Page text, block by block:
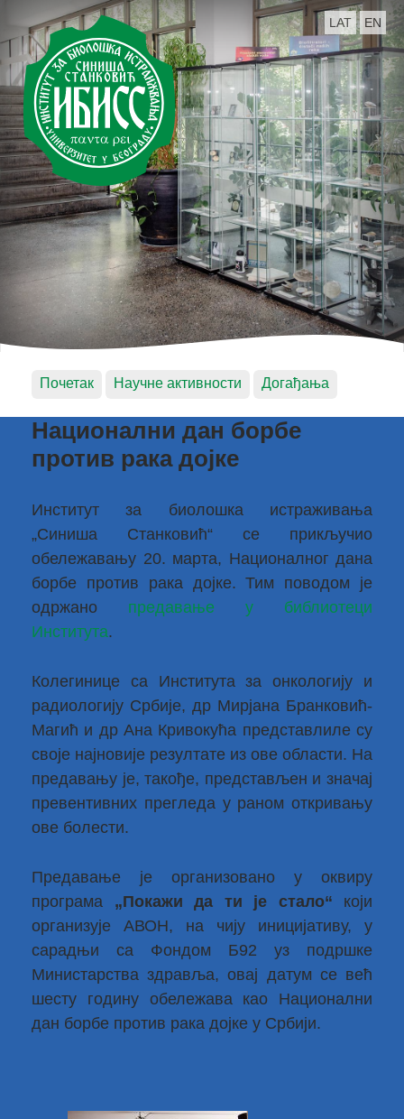
LAT EN
Почетак Научне активности Догађања
Национални дан борбе
против рака дојке
Институт за биолошка истраживања
„Синиша Станковић“ се прикључио
обележавању 20. марта, Националног дана
борбе против рака дојке. Тим поводом је
одржано предавање у библиотеци
Института.
Колегинице са Института за онкологију и
радиологију Србије, др Мирјана Бранковић-
Магић и др Ана Кривокућа представлиле су
своје најновије резултате из ове области. На
предавању је, такође, представљен и значај
превентивних прегледа у раном откривању
ове болести.
Предавање је организовано у оквиру
програма „Покажи да ти је стало“ који
организује АВОН, на чију иницијативу, у
сарадњи са Фондом Б92 уз подршке
Министарства здравља, овај датум се већ
шесту годину обележава као Национални
дан борбе против рака дојке у Србији.